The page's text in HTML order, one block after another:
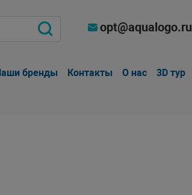
opt@aqualogo.ru
бренды Контакты О нас 3D тур